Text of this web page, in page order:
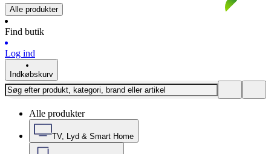
Alle produkter
Find butik
Log ind
Indkøbskurv
Alle produkter
TV, Lyd & Smart Home